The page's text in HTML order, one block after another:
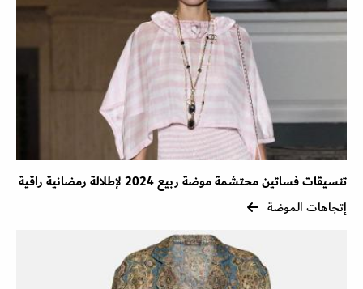
تنسيقات فساتين محتشمة موضة ربيع 2024 لإطلالة رمضانية راقية
إتجاهات الموضة